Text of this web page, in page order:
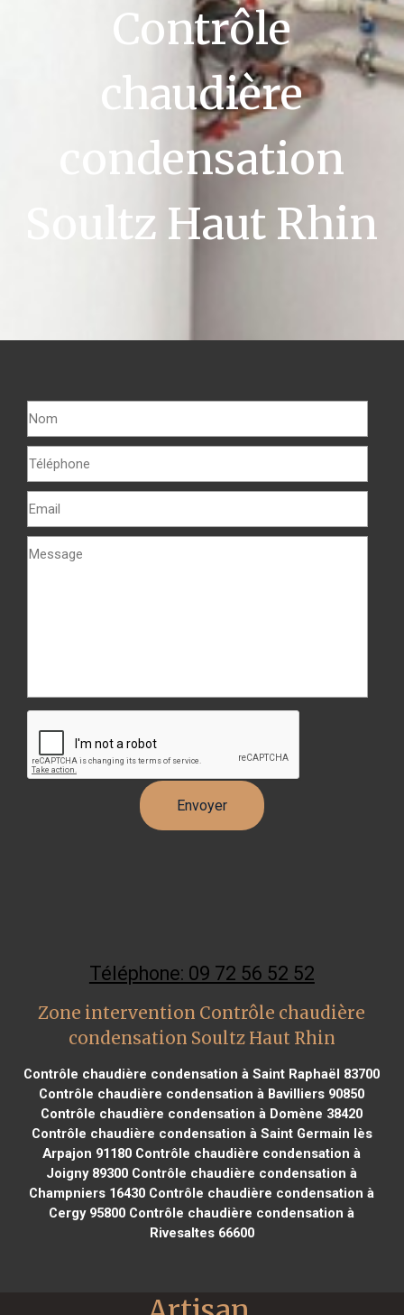
Contrôle
chaudière
condensation
Soultz Haut Rhin
Téléphone: 09 72 56 52 52
Zone intervention Contrôle chaudière
condensation Soultz Haut Rhin
Contrôle chaudière condensation à Saint Raphaël 83700
Contrôle chaudière condensation à Bavilliers 90850
Contrôle chaudière condensation à Domène 38420
Contrôle chaudière condensation à Saint Germain lès
Arpajon 91180 Contrôle chaudière condensation à
Joigny 89300 Contrôle chaudière condensation à
Champniers 16430 Contrôle chaudière condensation à
Cergy 95800 Contrôle chaudière condensation à
Rivesaltes 66600